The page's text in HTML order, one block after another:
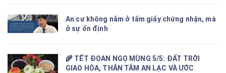
An cư không nằm ở tấm giấy chứng nhận, mà
ở sự ổn định
🌾 TẾT ĐOAN NGỌ MÙNG 5/5: ĐẤT TRỜI
GIAO HÒA, THÂN TÂM AN LẠC VÀ ƯỚC